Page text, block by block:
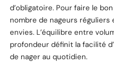
d’obligatoire. Pour faire le
nombre de nageurs
envies. L’équilibre entre
profondeur définit la facilité
de nager au quotidien.